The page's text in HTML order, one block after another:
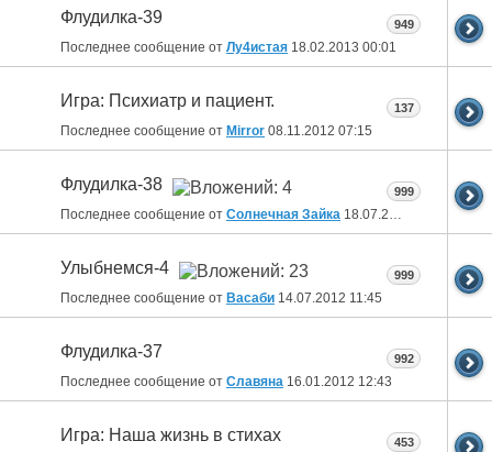
Флудилка-39
Последнее сообщение от Лу4истая 18.02.2013 00:01
949
Игра: Психиатр и пациент.
Последнее сообщение от Mirror 08.11.2012 07:15
137
Флудилка-38
Последнее сообщение от Солнечная Зайка 18.07.2012
999
Улыбнемся-4
Последнее сообщение от Васаби 14.07.2012 11:45
999
Флудилка-37
Последнее сообщение от Славяна 16.01.2012 12:43
992
Игра: Наша жизнь в стихах 453